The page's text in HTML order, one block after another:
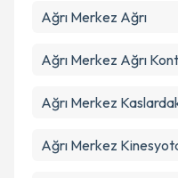
Ağrı Merkez Ağrı
Ağrı Merkez Ağrı
Ağrı Merkez
Ağrı Merkez